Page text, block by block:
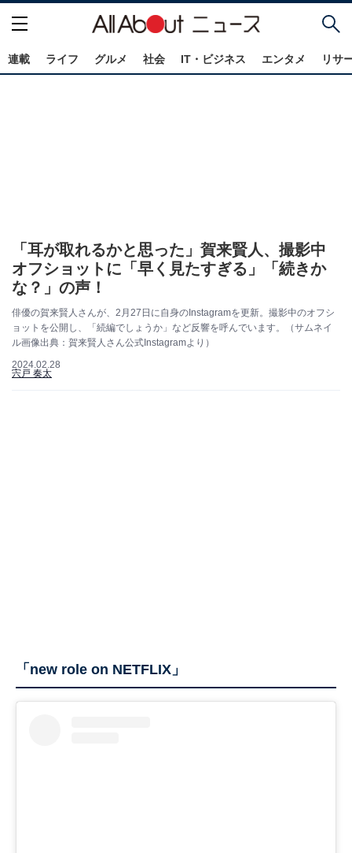
連載 ライフ グルメ 社会 IT・ビジネス エンタメ リサ
「耳が取れるかと思った」賀来賢人、撮影中
オフショットに「早く見たすぎる」「続きか
な？」の声！
俳優の賀来賢人さんが、2月27日に自身のInstagramを更新。撮影中のオフシ
ョットを公開し、「続編でしょうか」など反響を呼んでいます。（サムネイ
ル画像出典：賀来賢人さん公式Instagramより）
2024.02.28
宍戸 奏太
「new role on NETFLIX」